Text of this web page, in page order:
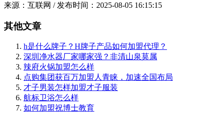
来源：互联网 / 发布时间：2025-08-05 16:15:15
其他文章
h是什么牌子？H牌子产品如何加盟代理？
深圳净水器厂家哪家强？非清山泉莫属
辣府火锅加盟怎么样
点购集团获百万加盟人青睐，加速全国布局
才子男装怎样加盟才子服装
航标卫浴怎么样
如何加盟祝博士教育